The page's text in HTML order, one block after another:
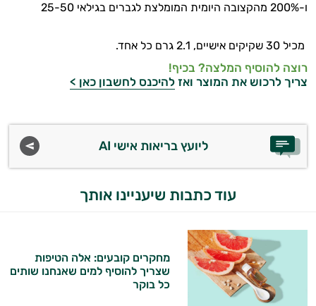
ו-200% מהקצובה היומית המומלצת לגברים בגילאי 25-50
מכיל 30 שקיקים אישיים, 2.1 גרם כל אחד.
רוצה להוסיף המלצה? בכיף!
צריך לרכוש את המוצר ואז להיכנס לחשבון כאן >
ליועץ בריאות אישי AI
עוד כתבות שיעניינו אותך
מחקרים קובעים: אלה הטיפות
שצריך להוסיף למים שאנחנו שותים
כל בוקר